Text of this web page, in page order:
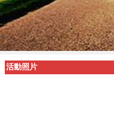
活動照片